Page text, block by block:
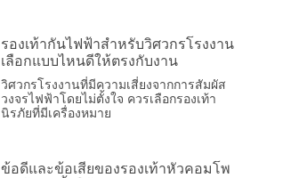
รองเท้ากันไฟฟ้าสำหรับวิศวกรโรงงาน
เลือกแบบไหนดีให้ตรงกับงาน
วิศวกรโรงงานที่มีความเสี่ยงจากการสัมผัส
วงจรไฟฟ้าโดยไม่ตั้งใจ ควรเลือกรองเท้า
นิรภัยที่มีเครื่องหมาย
ข้อดีและข้อเสียของรองเท้าหัวคอมโพ